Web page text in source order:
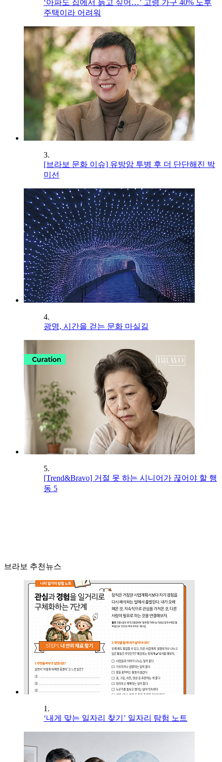
‘아파도 집에서 늙고 싶어…’ 고령 가구 40% 노후
주택이라 어려워
3.
[브라보 문화 이슈] 유방암 투병 후 더 단단해진 박
미선
4.
광명, 시간을 걷는 문화 마실길
5.
[Trend&Bravo] 거절 못 하는 시니어가 끊어야 할 행
동 5
브라보 추천뉴스
1.
‘내게 맞는 일자리 찾기’ 일자리 탐험 노트